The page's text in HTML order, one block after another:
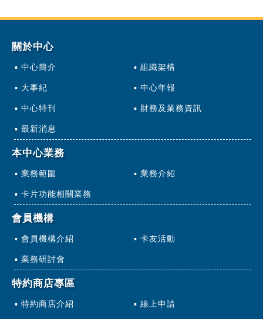
關於中心
中心簡介 組織架構
大事紀 中心年報
中心特刊 財務及業務資訊
最新消息
本中心業務
業務範圍 業務介紹
卡片功能相關業務
會員機構
會員機構介紹 卡友活動
業務研討會
特約商店專區
特約商店介紹 線上申請